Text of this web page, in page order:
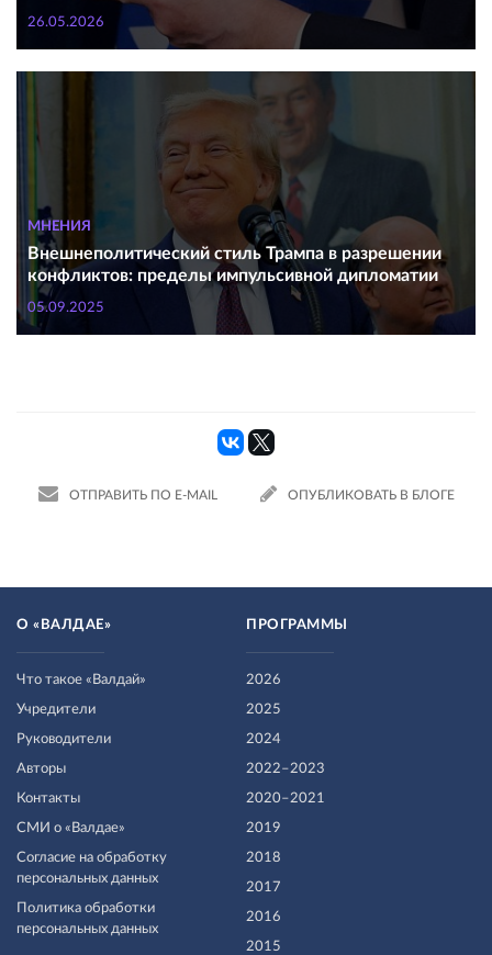
26.05.2026
МНЕНИЯ
Внешнеполитический стиль Трампа в разрешении
конфликтов: пределы импульсивной дипломатии
05.09.2025
ОТПРАВИТЬ ПО E-MAIL ОПУБЛИКОВАТЬ В БЛОГЕ
О «ВАЛДАЕ»
Что такое «Валдай»
Учредители
Руководители
Авторы
Контакты
СМИ о «Валдае»
Согласие на обработку
персональных данных
Политика обработки
персональных данных
ПРОГРАММЫ
2026
2025
2024
2022–2023
2020–2021
2019
2018
2017
2016
2015